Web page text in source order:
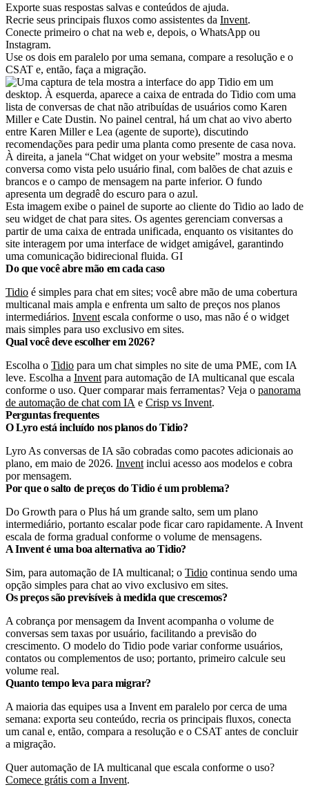
Exporte suas respostas salvas e conteúdos de ajuda.
Recrie seus principais fluxos como assistentes da Invent.
Conecte primeiro o chat na web e, depois, o WhatsApp ou
Instagram.
Use os dois em paralelo por uma semana, compare a resolução e o
CSAT e, então, faça a migração.
Esta imagem exibe o painel de suporte ao cliente do Tidio ao lado de
seu widget de chat para sites. Os agentes gerenciam conversas a
partir de uma caixa de entrada unificada, enquanto os visitantes do
site interagem por uma interface de widget amigável, garantindo
uma comunicação bidirecional fluida. GI
Do que você abre mão em cada caso
Tidio é simples para chat em sites; você abre mão de uma cobertura
multicanal mais ampla e enfrenta um salto de preços nos planos
intermediários. Invent escala conforme o uso, mas não é o widget
mais simples para uso exclusivo em sites.
Qual você deve escolher em 2026?
Escolha o Tidio para um chat simples no site de uma PME, com IA
leve. Escolha a Invent para automação de IA multicanal que escala
conforme o uso. Quer comparar mais ferramentas? Veja o panorama
de automação de chat com IA e Crisp vs Invent.
Perguntas frequentes
O Lyro está incluído nos planos do Tidio?
Lyro As conversas de IA são cobradas como pacotes adicionais ao
plano, em maio de 2026. Invent inclui acesso aos modelos e cobra
por mensagem.
Por que o salto de preços do Tidio é um problema?
Do Growth para o Plus há um grande salto, sem um plano
intermediário, portanto escalar pode ficar caro rapidamente. A Invent
escala de forma gradual conforme o volume de mensagens.
A Invent é uma boa alternativa ao Tidio?
Sim, para automação de IA multicanal; o Tidio continua sendo uma
opção simples para chat ao vivo exclusivo em sites.
Os preços são previsíveis à medida que crescemos?
A cobrança por mensagem da Invent acompanha o volume de
conversas sem taxas por usuário, facilitando a previsão do
crescimento. O modelo do Tidio pode variar conforme usuários,
contatos ou complementos de uso; portanto, primeiro calcule seu
volume real.
Quanto tempo leva para migrar?
A maioria das equipes usa a Invent em paralelo por cerca de uma
semana: exporta seu conteúdo, recria os principais fluxos, conecta
um canal e, então, compara a resolução e o CSAT antes de concluir
a migração.
Quer automação de IA multicanal que escala conforme o uso?
Comece grátis com a Invent.